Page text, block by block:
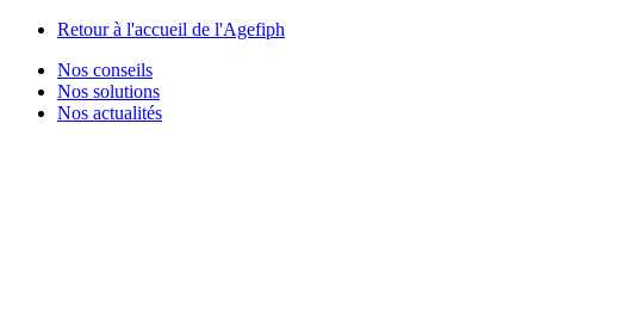
Retour à l'accueil de l'Agefiph
Nos conseils
Nos solutions
Nos actualités